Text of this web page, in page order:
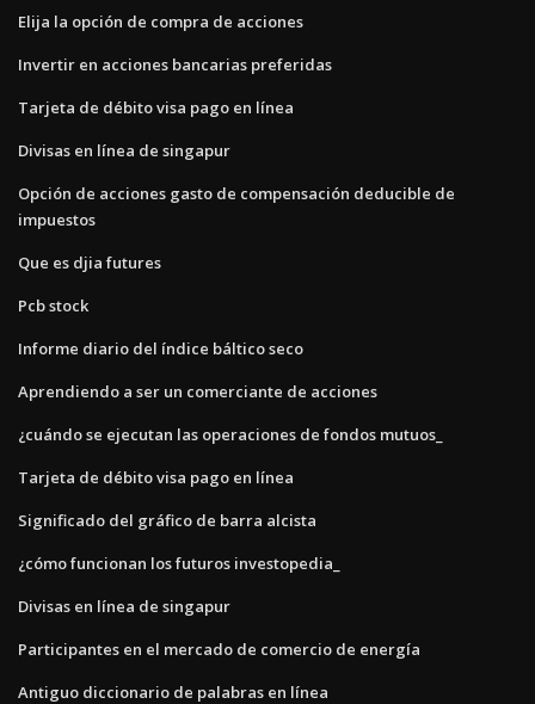
Elija la opción de compra de acciones
Invertir en acciones bancarias preferidas
Tarjeta de débito visa pago en línea
Divisas en línea de singapur
Opción de acciones gasto de compensación deducible de
impuestos
Que es djia futures
Pcb stock
Informe diario del índice báltico seco
Aprendiendo a ser un comerciante de acciones
¿cuándo se ejecutan las operaciones de fondos mutuos_
Tarjeta de débito visa pago en línea
Significado del gráfico de barra alcista
¿cómo funcionan los futuros investopedia_
Divisas en línea de singapur
Participantes en el mercado de comercio de energía
Antiguo diccionario de palabras en línea